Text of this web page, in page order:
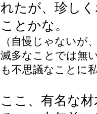
れたが、珍し
ことかな。
（自慢じゃないが
滅多なことでは無
も不思議なことに
ここ、有名な